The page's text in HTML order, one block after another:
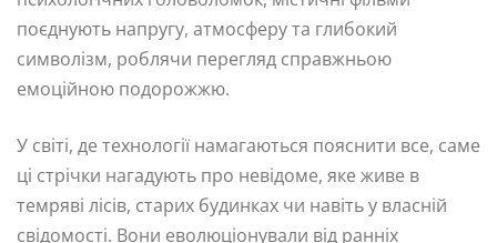
поєднують напругу, атмосферу та глибокий
символізм, роблячи перегляд справжньою
емоційною подорожжю.
У світі, де технології намагаються пояснити все, саме
ці стрічки нагадують про невідоме, яке живе в
темряві лісів, старих будинках чи навіть у власній
свідомості. Вони еволюціонували від ранніх